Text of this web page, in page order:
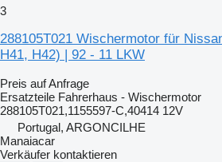
3
288105T021 Wischermotor für
H41, H42) | 92 - 11 LKW
Preis auf Anfrage
Ersatzteile Fahrerhaus - Wischermotor
288105T021,1155597-C,40414 12V
Portugal, ARGONCILHE
Manaiacar
Verkäufer kontaktieren